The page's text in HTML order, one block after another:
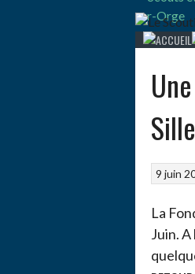
9 juin
La
Juin.